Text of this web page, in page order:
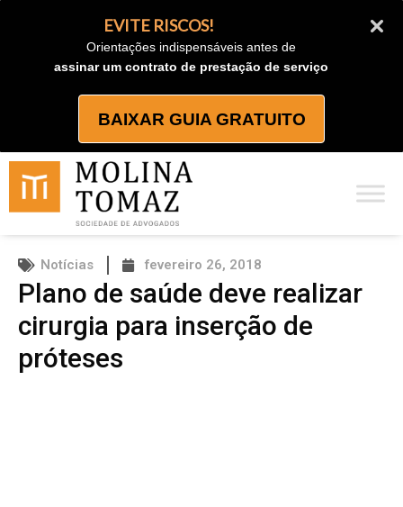
EVITE RISCOS!
Orientações indispensáveis antes de
assinar um contrato de prestação de serviço
BAIXAR GUIA GRATUITO
Notícias fevereiro 26, 2018
Plano de saúde deve realizar
cirurgia para inserção de
próteses